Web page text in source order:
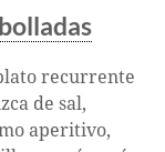
recurrente
de sal,
aperitivo,